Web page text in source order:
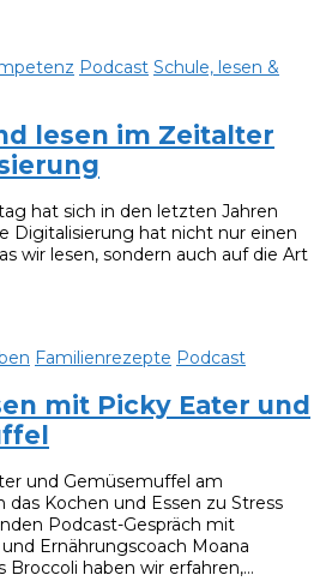
Podcast Schule, lesen &
lesen im Zeitalter
hat sich in den letzten Jahren
Digitalisierung hat nicht nur einen
wir lesen, sondern auch auf die Art
Familienrezepte Podcast
mit Picky Eater und
und Gemüsemuffel am
das Kochen und Essen zu Stress
Podcast-Gespräch mit
Ernährungscoach Moana
Broccoli haben wir erfahren,…